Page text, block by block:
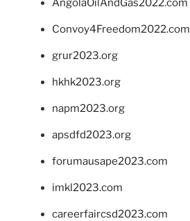
AngolaOilAndGas2022.com
Convoy4Freedom2022.com
grur2023.org
hkhk2023.org
napm2023.org
apsdfd2023.org
forumausape2023.com
imkl2023.com
careerfaircsd2023.com